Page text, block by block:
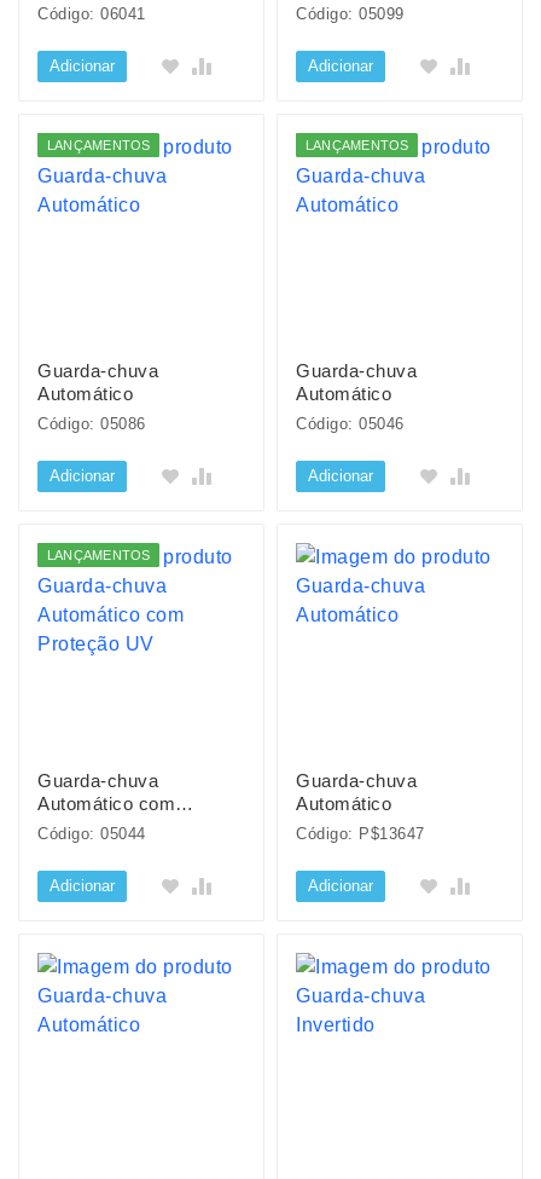
Código: 06041
Adicionar
Código: 05099
Adicionar
LANÇAMENTOS
Guarda-chuva
Automático
Código: 05086
Adicionar
LANÇAMENTOS
Guarda-chuva
Automático
Código: 05046
Adicionar
LANÇAMENTOS
Guarda-chuva
Automático com
Proteção UV
Código: 05044
Adicionar
Guarda-chuva
Automático
Código: P$13647
Adicionar